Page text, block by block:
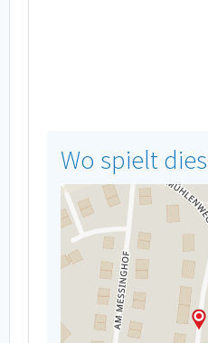
Wo spielt